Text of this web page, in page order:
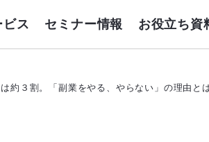
ビス セミナー情報 お役立ち資
約３割。「副業をやる、やらない」の理由と